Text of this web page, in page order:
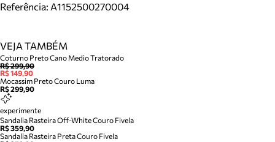
Referência: A1152500270004
VEJA TAMBÉM
Coturno Preto Cano Medio Tratorado
R$ 299,90
R$ 149,90
Mocassim Preto Couro Luma
R$ 299,90
experimente
Sandalia Rasteira Off-White Couro Fivela
R$ 359,90
Sandalia Rasteira Preta Couro Fivela